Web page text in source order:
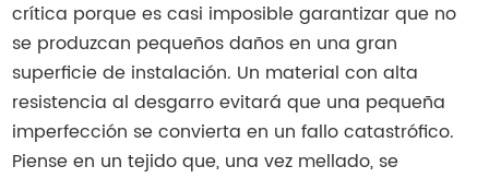
crítica porque es casi imposible garantizar que no
se produzcan pequeños daños en una gran
superficie de instalación. Un material con alta
resistencia al desgarro evitará que una pequeña
imperfección se convierta en un fallo catastrófico.
Piense en un tejido que, una vez mellado, se